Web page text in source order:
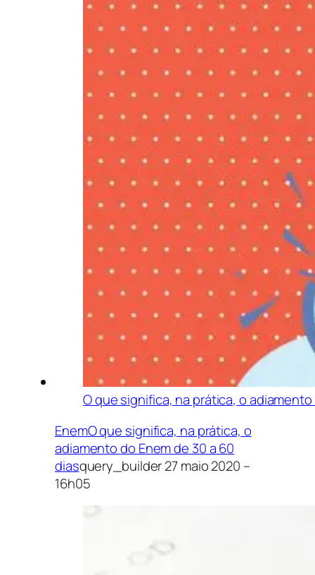
O que significa, na prática, o
EnemO que significa, na prática, o
adiamento do Enem de 30 a 60
diasquery_builder27 maio 2020 –
16h05